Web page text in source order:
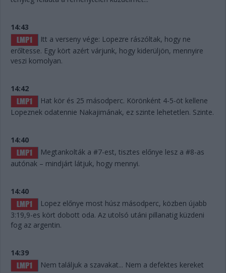
14:43
Itt a verseny vége: Lopezre rászóltak, hogy ne
erőltesse. Egy kört azért várjunk, hogy kiderüljön, mennyire
veszi komolyan.
14:42
Hat kör és 25 másodperc. Körönként 4-5-öt kellene
Lopeznek odatennie Nakajimának, ez szinte lehetetlen. Szinte.
14:40
Megtankolták a #7-est, tisztes előnye lesz a #8-as
autónak – mindjárt látjuk, hogy mennyi.
14:40
Lopez előnye most húsz másodperc, közben újabb
3:19,9-es kört dobott oda. Az utolsó utáni pillanatig küzdeni
fog az argentin.
14:39
Nem találjuk a szavakat... Nem a defektes kereket